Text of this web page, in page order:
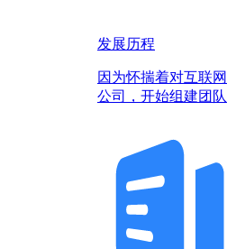
发展历程
因为怀揣着对互联
公司，开始组建团队